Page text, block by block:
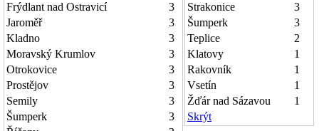
Frýdlant nad Ostravicí
3
Jaroměř
3
Kladno
3
Moravský Krumlov
3
Otrokovice
3
Prostějov
3
Semily
3
Šumperk
3
Strakonice
3
Šumperk
3
Teplice
2
Klatovy
1
Rakovník
1
Vsetín
1
Žďár nad Sázavou
1
Skrýt